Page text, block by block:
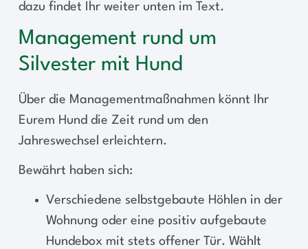
dazu findet Ihr weiter unten im Text.
Management rund um
Silvester mit Hund
Über die Managementmaßnahmen könnt Ihr
Eurem Hund die Zeit rund um den
Jahreswechsel erleichtern.
Bewährt haben sich:
Verschiedene selbstgebaute Höhlen in der
Wohnung oder eine positiv aufgebaute
Hundebox mit stets offener Tür. Wählt